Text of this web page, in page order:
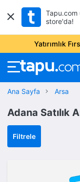
Tapu.com
store'da!
Yatırımlık
Ana Sayfa Arsa
Adana Satılık
Filtrele